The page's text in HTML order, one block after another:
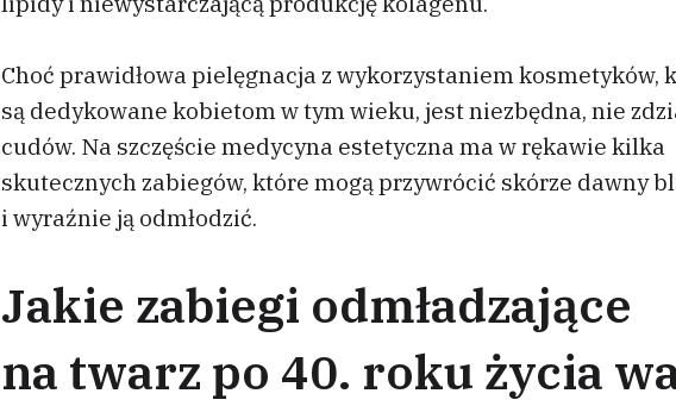
Choć prawidłowa pielęgnacja z wykorzystaniem kosmetyków,
są dedykowane kobietom w tym wieku, jest niezbędna, nie
cudów. Na szczęście medycyna estetyczna ma w rękawie kilka
skutecznych zabiegów, które mogą przywrócić skórze dawny
i wyraźnie ją odmłodzić.
Jakie zabiegi odmładzające
na twarz po 40. roku życia